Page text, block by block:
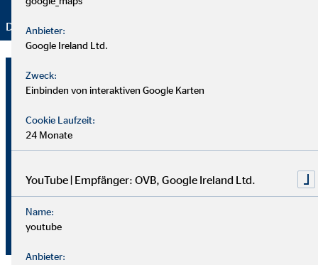
Danke für Ihr Vertrauen – wir bleiben dran!
Michael Mochmann
Bezirksleiter für die OVB
Vermögensberatung AG
Papenstr. 23
mmochmann@ovb.de
Anbieter:
Google Ireland Ltd.
Zweck:
Einbinden von interaktiven Google Karten
Cookie Laufzeit:
24 Monate
YouTube | Empfänger: OVB, Google Ireland Ltd.
Name:
youtube
Anbieter: